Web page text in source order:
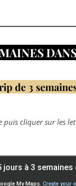
de 3
puis cliquer sur les